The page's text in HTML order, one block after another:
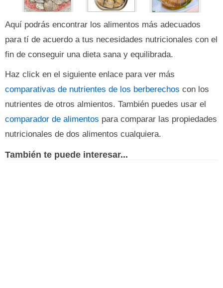
Aquí podrás encontrar los alimentos más adecuados
para tí de acuerdo a tus necesidades nutricionales con el
fin de conseguir una dieta sana y equilibrada.
Haz click en el siguiente enlace para ver más
comparativas de nutrientes de los berberechos con los
nutrientes de otros almientos. También puedes usar el
comparador de alimentos para comparar las propiedades
nutricionales de dos alimentos cualquiera.
También te puede interesar...